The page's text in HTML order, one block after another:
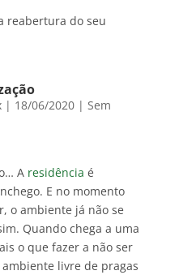
reabertura do seu
| 18/06/2020| Sem
A residência é
E no momento
o ambiente já não se
Quando chega a uma
o que fazer a não ser
livre de pragas